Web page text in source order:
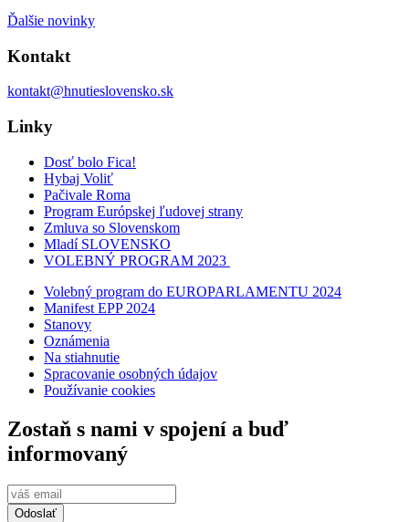
Ďalšie novinky
Kontakt
kontakt@hnutieslovensko.sk
Linky
Dosť bolo Fica!
Hybaj Voliť
Pačivale Roma
Program Európskej ľudovej strany
Zmluva so Slovenskom
Mladí SLOVENSKO
VOLEBNÝ PROGRAM 2023
Volebný program do EUROPARLAMENTU 2024
Manifest EPP 2024
Stanovy
Oznámenia
Na stiahnutie
Spracovanie osobných údajov
Používanie cookies
Zostaň s nami v spojení a buď
informovaný
Odoslať